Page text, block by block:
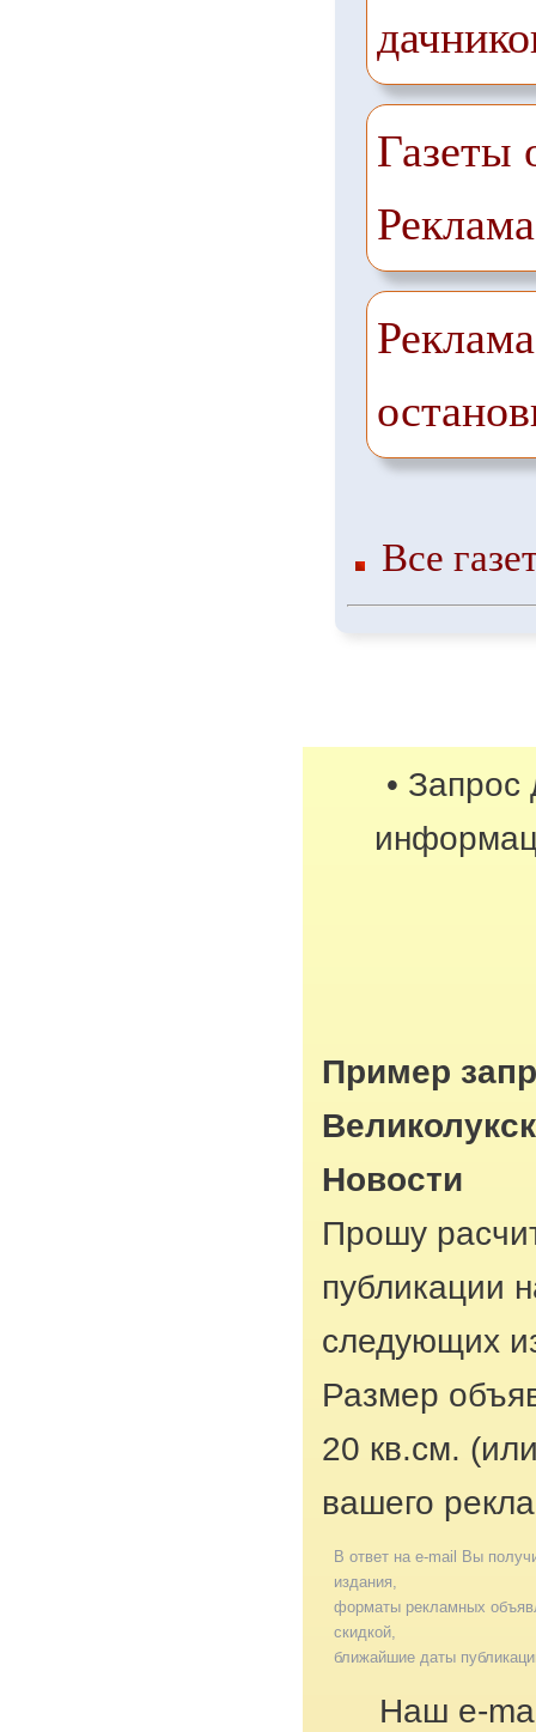
Газеты
Все
• Запрос
Пример
Новости
Прошу
публикации
следующих
Размер
20 кв.см.
вашего
В ответ на e-mail Вы
издания,
форматы рекламных
скидкой,
ближайшие даты
Наш e-